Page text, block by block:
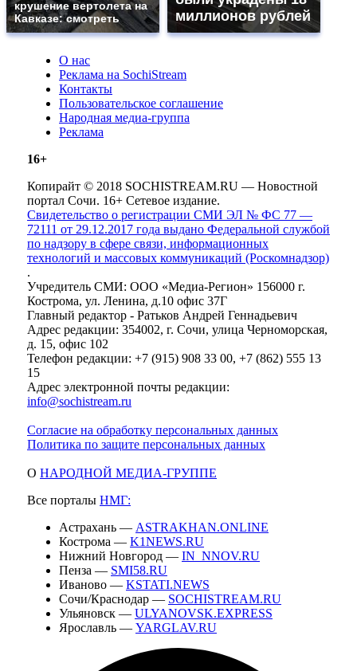
крушение вертолета на
Кавказе: смотреть
миллионов рублей
О нас
Реклама на SochiStream
Контакты
Пользовательское соглашение
Народная медиа-группа
Реклама
16+
Копирайт © 2018 SOCHISTREAM.RU — Новостной
портал Сочи. 16+ Сетевое издание.
Свидетельство о регистрации СМИ ЭЛ № ФС 77 —
72111 от 29.12.2017 года выдано Федеральной службой
по надзору в сфере связи, информационных
технологий и массовых коммуникаций (Роскомнадзор)
.
Учредитель СМИ: ООО «Медиа-Регион» 156000 г.
Кострома, ул. Ленина, д.10 офис 37Г
Главный редактор - Ратьков Андрей Геннадьевич
Адрес редакции: 354002, г. Сочи, улица Черноморская,
д. 15, офис 102
Телефон редакции: +7 (915) 908 33 00, +7 (862) 555 13
15
Адрес электронной почты редакции:
info@sochistream.ru
Согласие на обработку персональных данных
Политика по защите персональных данных
О НАРОДНОЙ МЕДИА-ГРУППЕ
Все порталы НМГ:
Астрахань — ASTRAKHAN.ONLINE
Кострома — K1NEWS.RU
Нижний Новгород — IN_NNOV.RU
Пенза — SMI58.RU
Иваново — KSTATI.NEWS
Сочи/Краснодар — SOCHISTREAM.RU
Ульяновск — ULYANOVSK.EXPRESS
Ярославль — YARGLAV.RU